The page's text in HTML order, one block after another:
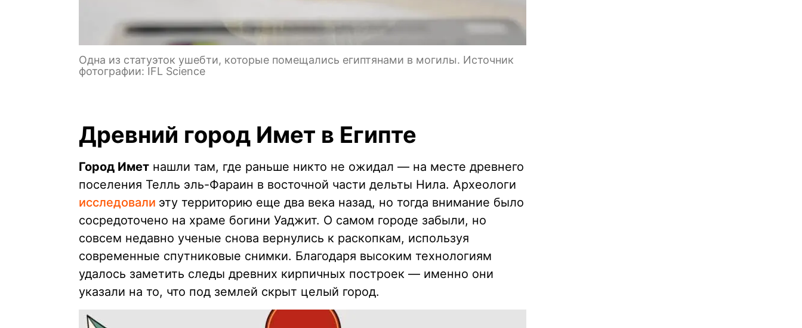
Одна из статуэток ушебти, которые помещались египтянами в могилы. Источник
фотографии: IFL Science
Древний город Имет в Египте
Город Имет нашли там, где раньше никто не ожидал — на месте древнего
поселения Телль эль-Фараин в восточной части дельты Нила. Археологи
исследовали эту территорию еще два века назад, но тогда внимание было
сосредоточено на храме богини Уаджит. О самом городе забыли, но
совсем недавно ученые снова вернулись к раскопкам, используя
современные спутниковые снимки. Благодаря высоким технологиям
удалось заметить следы древних кирпичных построек — именно они
указали на то, что под землей скрыт целый город.